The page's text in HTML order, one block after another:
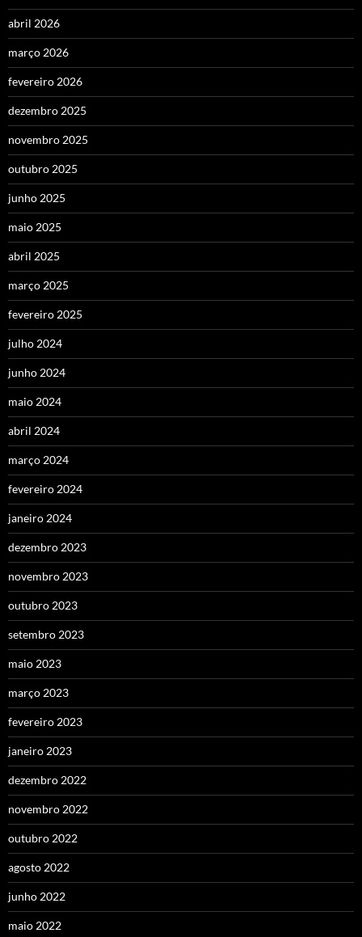
abril 2026
março 2026
fevereiro 2026
dezembro 2025
novembro 2025
outubro 2025
junho 2025
maio 2025
abril 2025
março 2025
fevereiro 2025
julho 2024
junho 2024
maio 2024
abril 2024
março 2024
fevereiro 2024
janeiro 2024
dezembro 2023
novembro 2023
outubro 2023
setembro 2023
maio 2023
março 2023
fevereiro 2023
janeiro 2023
dezembro 2022
novembro 2022
outubro 2022
agosto 2022
junho 2022
maio 2022